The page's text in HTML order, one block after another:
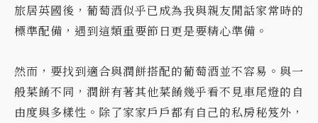
旅居英國後，葡萄酒似乎已成為我與親友閒話家常時的
標準配備，遇到這類重要節日更是要精心準備。
然而，要找到適合與潤餅搭配的葡萄酒並不容易。與一
般菜餚不同，潤餅有著其他菜餚幾乎看不見車尾燈的自
由度與多樣性。除了家家戶戶都有自己的私房秘笈外，